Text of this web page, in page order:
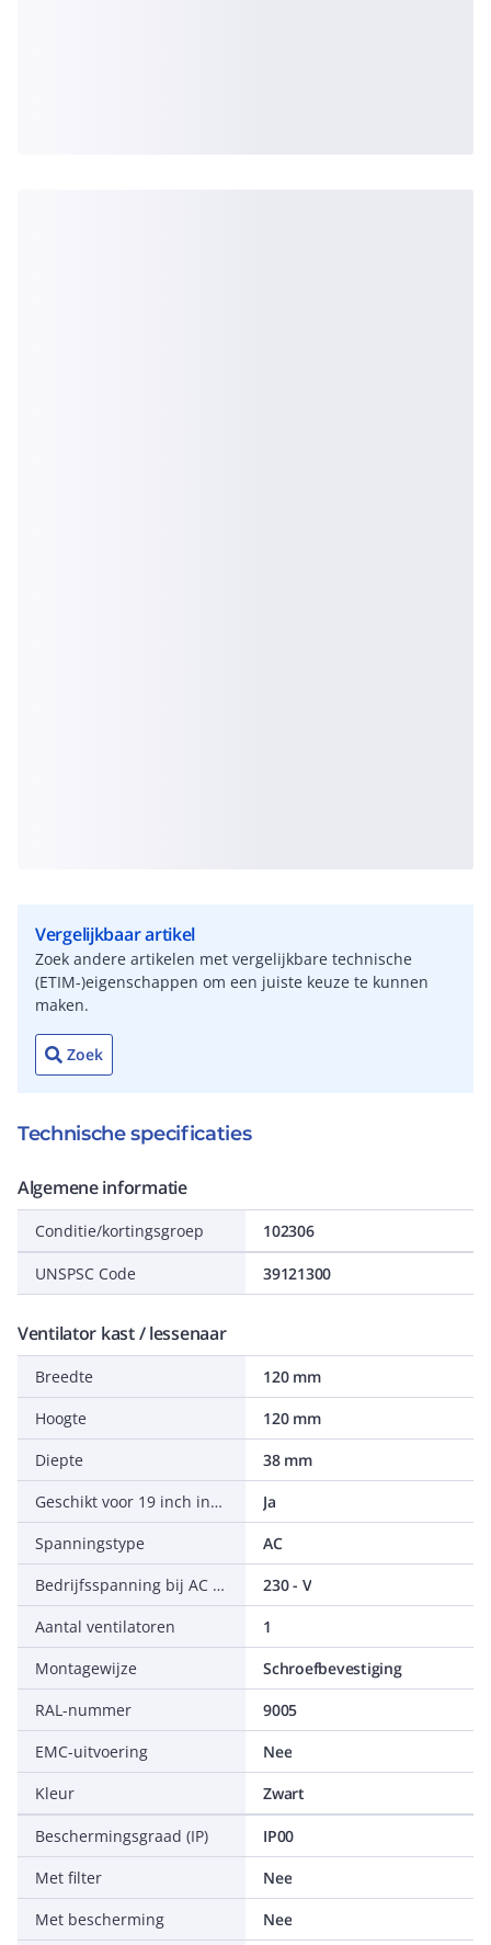
Vergelijkbaar artikel
Zoek andere artikelen met vergelijkbare technische
(ETIM-)eigenschappen om een juiste keuze te kunnen
maken.
Zoek
Technische specificaties
Algemene informatie
Conditie/kortingsgroep 102306
UNSPSC Code 39121300
Ventilator kast / lessenaar
Breedte
120 mm
Hoogte
120 mm
Diepte
38 mm
Geschikt voor 19 inch inbouw
Ja
Spanningstype
AC
Bedrijfsspanning bij AC 50 Hz
230 - V
Aantal ventilatoren
1
Montagewijze
Schroefbevestiging
RAL-nummer
9005
EMC-uitvoering
Nee
Kleur
Zwart
Beschermingsgraad (IP)
IP00
Met filter
Nee
Met bescherming
Nee